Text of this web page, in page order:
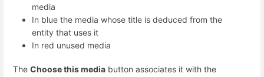
media
In blue the media whose title is deduced from the
entity that uses it
In red unused media
The Choose this media button associates it with the